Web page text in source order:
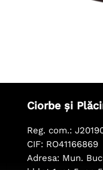
Ciorbe și
Reg. com.:
CIF: RO41166869
Adresa: Mun.